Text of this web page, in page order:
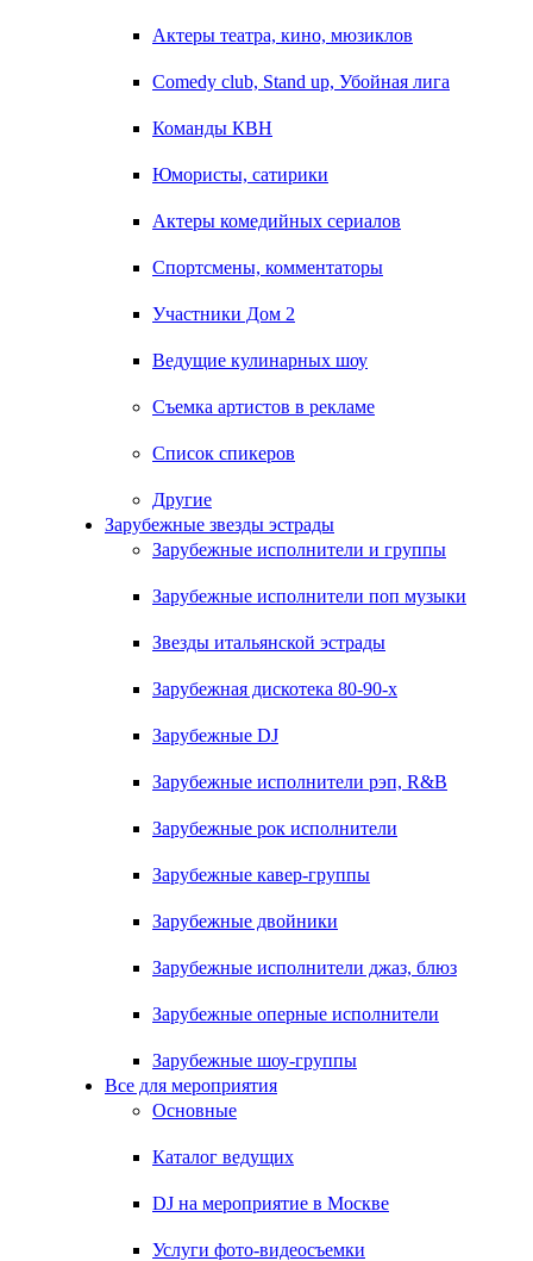
Актеры театра, кино, мюзиклов
Comedy club, Stand up, Убойная лига
Команды КВН
Юмористы, сатирики
Актеры комедийных сериалов
Спортсмены, комментаторы
Участники Дом 2
Ведущие кулинарных шоу
Съемка артистов в рекламе
Список спикеров
Другие
Зарубежные звезды эстрады
Зарубежные исполнители и группы
Зарубежные исполнители поп музыки
Звезды итальянской эстрады
Зарубежная дискотека 80-90-х
Зарубежные DJ
Зарубежные исполнители рэп, R&B
Зарубежные рок исполнители
Зарубежные кавер-группы
Зарубежные двойники
Зарубежные исполнители джаз, блюз
Зарубежные оперные исполнители
Зарубежные шоу-группы
Все для мероприятия
Основные
Каталог ведущих
DJ на мероприятие в Москве
Услуги фото-видеосъемки